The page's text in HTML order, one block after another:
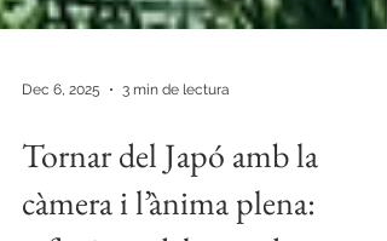
Tornar del Japó amb la